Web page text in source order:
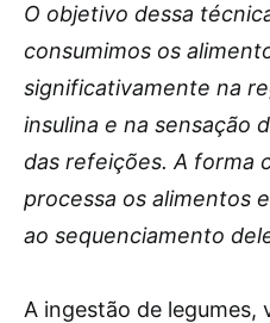
O objetivo dessa
consumimos os
significativamente na
insulina e na sensação
das refeições. A forma
processa os alimentos
ao sequenciamento
A ingestão de legumes,